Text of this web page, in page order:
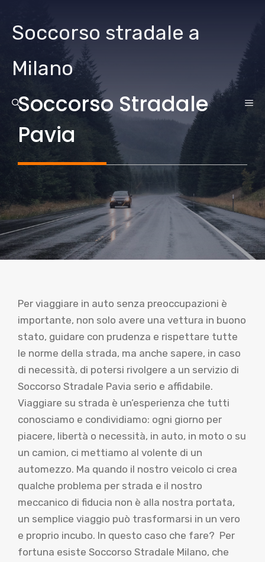
contenuto
Soccorso stradale a
Milano
Soccorso Stradale
Pavia
Per viaggiare in auto senza preoccupazioni è
importante, non solo avere una vettura in buono
stato, guidare con prudenza e rispettare tutte
le norme della strada, ma anche sapere, in caso
di necessità, di potersi rivolgere a un servizio di
Soccorso Stradale Pavia serio e affidabile.
Viaggiare su strada è un’esperienza che tutti
conosciamo e condividiamo: ogni giorno per
piacere, libertà o necessità, in auto, in moto o su
un camion, ci mettiamo al volente di un
automezzo. Ma quando il nostro veicolo ci crea
qualche problema per strada e il nostro
meccanico di fiducia non è alla nostra portata,
un semplice viaggio può trasformarsi in un vero
e proprio incubo. In questo caso che fare? Per
fortuna esiste Soccorso Stradale Milano, che